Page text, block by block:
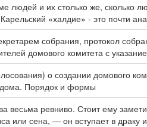
людей и их столько же, сколько
«халдие» - это почти
собрания, протокол
домового комитета с
о создании домового
Порядок и формы
весьма ревниво. Стоит ему
или сена, — он вступает в драку